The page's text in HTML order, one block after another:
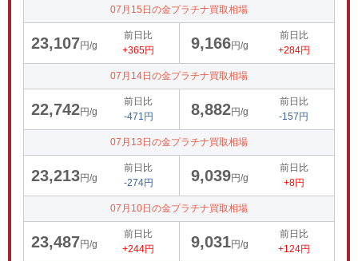
07月15日の金プラチナ買取相場
23,107円/g
前日比
+365円
9,166円/g
前日比
+284円
07月14日の金プラチナ買取相場
22,742円/g
前日比
-471円
8,882円/g
前日比
-157円
07月13日の金プラチナ買取相場
23,213円/g
前日比
-274円
9,039円/g
前日比
+8円
07月10日の金プラチナ買取相場
23,487円/g
前日比
+244円
9,031円/g
前日比
+124円